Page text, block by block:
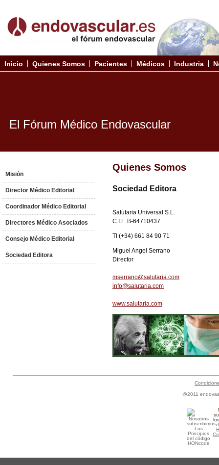
Inicio Quienes Somos Pacientes Médicos Industria
El Fórum Médico Endovascular
Misión
Director Médico Editorial
Coordinador Médico Editorial
Directores Médico Asociados
Consejo Médico Editorial
Sociedad Editora
Quienes Somos
Sociedad Editora
Salutaria Universal S.L.
C.I.F. B-64710437
Tl (+34) 661 84 90 71
Miguel Angel Serrano
Director
mserrano@salutaria.com
info@salutaria.com
www.salutaria.com
@2011